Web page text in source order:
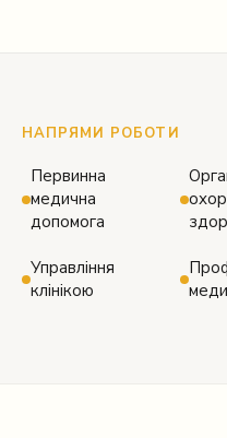
НАПРЯМИ РОБОТИ
Первинна
медична
допомога
Управління
клінікою